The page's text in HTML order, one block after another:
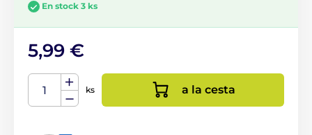
En stock 3 ks
5,99 €
ks a la cesta